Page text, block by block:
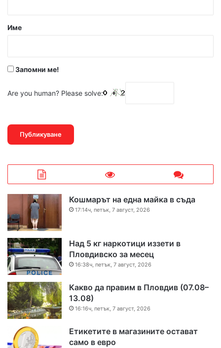
р
Име
Запомни ме!
Are you human? Please solve:
Кошмарът на една майка в съда
17:14ч, петък, 7 август, 2026
Над 5 кг наркотици иззети в
Пловдивско за месец
16:38ч, петък, 7 август, 2026
Какво да правим в Пловдив (07.08–
13.08)
16:16ч, петък, 7 август, 2026
Етикетите в магазините остават
само в евро